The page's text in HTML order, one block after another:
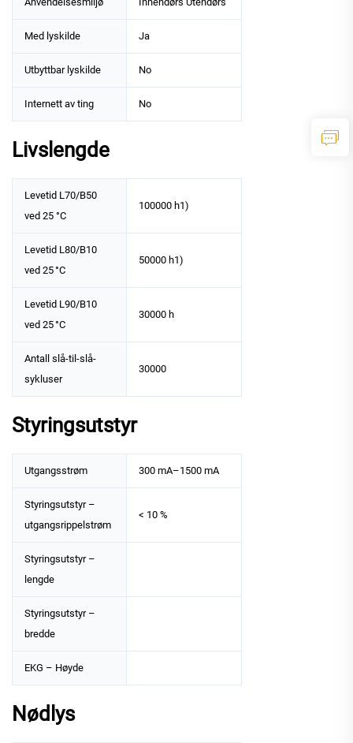
Med lyskilde Ja
Utbyttbar lyskilde No
Internett av ting No
Livslengde
Levetid L70/B50
ved 25 °C
100000 h1)
Levetid L80/B10
ved 25 °C
50000 h1)
Levetid L90/B10
ved 25 °C
30000 h
Antall slå-til-slå-
sykluser
30000
Styringsutstyr
Utgangsstrøm 300 mA–1500 mA
Styringsutstyr –
utgangsrippelstrøm
< 10 %
Styringsutstyr –
lengde
Styringsutstyr –
bredde
EKG – Høyde
Nødlys